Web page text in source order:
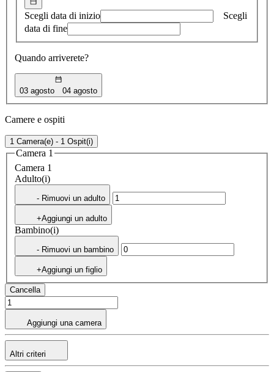
Scegli data di inizio
Scegli
data di fine
Quando arriverete?
03 agosto 04 agosto
Camere e ospiti
1 Camera(e) - 1 Ospit(i)
Camera 1
Camera 1
Adulto(i)
- Rimuovi un adulto
+Aggiungi un adulto
Bambino(i)
- Rimuovi un bambino
+Aggiungi un figlio
Cancella
Aggiungi una camera
Altri criteri